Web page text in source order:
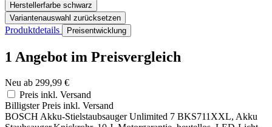
Herstellerfarbe schwarz
Variantenauswahl zurücksetzen
Produktdetails Preisentwicklung
1 Angebot im Preisvergleich
Neu ab 299,99 €
Preis inkl. Versand
Billigster Preis inkl. Versand
BOSCH Akku-Stielstaubsauger Unlimited 7 BKS711XXL, Akku